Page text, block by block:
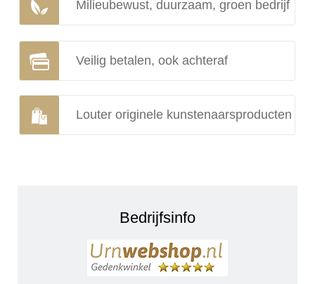
Milieubewust, duurzaam, groen bedrijf
Veilig betalen, ook achteraf
Louter originele kunstenaarsproducten
Bedrijfsinfo